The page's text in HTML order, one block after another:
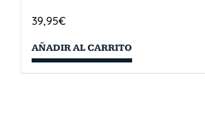
39,95€
AÑADIR AL CARRITO